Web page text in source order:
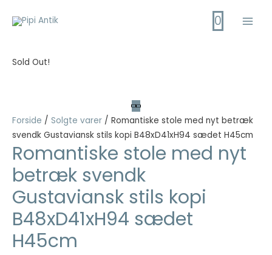
0
Sold Out!
Forside / Solgte varer / Romantiske stole med nyt betræk
svendk Gustaviansk stils kopi B48xD41xH94 sædet H45cm
Romantiske stole med nyt
betræk svendk
Gustaviansk stils kopi
B48xD41xH94 sædet
H45cm